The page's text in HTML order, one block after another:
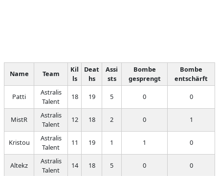
Name Team
Kil
ls
Deat
hs
Assi
sts
Bombe
gesprengt
Bombe
entschärft
Patti
Astralis
Talent
18 19 5 0 0
MistR
Astralis
Talent
12 18 2 0 1
Kristou
Astralis
Talent
11 19 1 1 0
Altekz
Astralis
Talent
14 18 5 0 0